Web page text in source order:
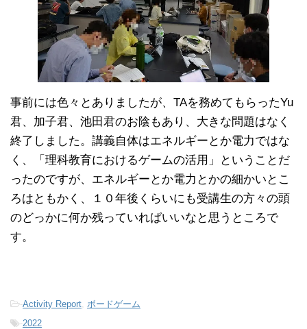
事前には色々とありましたが、TAを務めてもらったYu
君、加子君、池田君のお陰もあり、大きな問題はなく
終了しました。講義自体はエネルギーとか電力ではな
く、「理科教育におけるゲームの活用」ということだ
ったのですが、エネルギーとか電力とかの細かいとこ
ろはともかく、１０年後くらいにも受講生の方々の頭
のどっかに何か残っていればいいなと思うところで
す。
-Activity Report, ボードゲーム
-2022